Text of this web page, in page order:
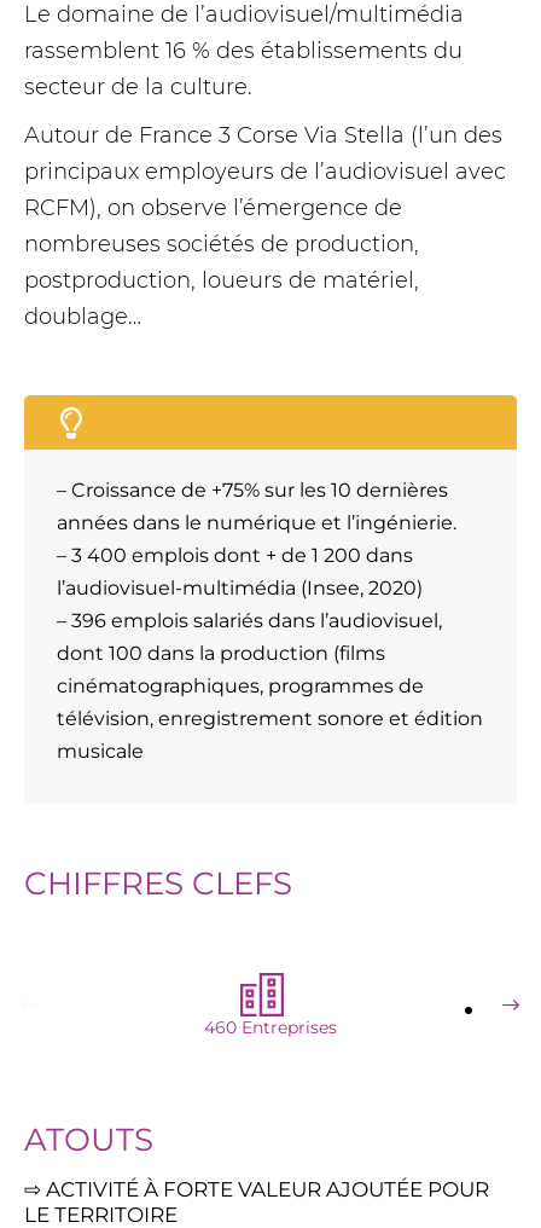
Le domaine de l’audiovisuel/multi­média
rassemblent 16 % des établissements du
secteur de la culture.
Autour de France 3 Corse Via Stella (l’un des
principaux employeurs de l’audiovisuel avec
RCFM), on observe l’émergence de
nombreuses sociétés de production,
postproduction, loueurs de matériel,
doublage…
– Croissance de +75% sur les 10 dernières
années dans le numérique et l’ingénierie.
– 3 400 emplois dont + de 1 200 dans
l’audiovisuel-multimédia (Insee, 2020)
– 396 emplois salariés dans l’audiovisuel,
dont 100 dans la production (films
cinématographiques, programmes de
télévision, enregistrement sonore et édition
musicale
CHIFFRES CLEFS
460 Entreprises
ATOUTS
⇨ ACTIVITÉ À FORTE VALEUR AJOUTÉE POUR
LE TERRITOIRE